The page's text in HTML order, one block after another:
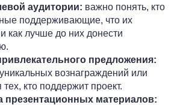
аудитории: важно понять, кто
поддерживающие, что их
как лучше до них донести
предложения:
вознаграждений или
кто поддержит проект.
презентационных материалов: